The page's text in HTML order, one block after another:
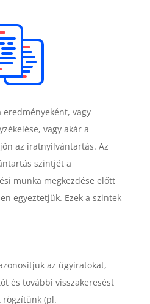
vagy
vagy akár a
az iratnyilvántartás. Az
szintjét a
munka megkezdése előtt
egyeztetjük. Ezek a szintek
az ügyiratokat,
és további visszakeresést
rögzítünk (pl.